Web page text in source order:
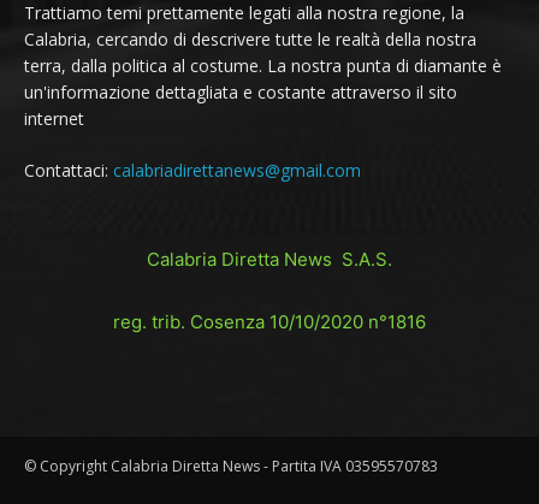
Trattiamo temi prettamente legati alla nostra regione, la
Calabria, cercando di descrivere tutte le realtà della nostra
terra, dalla politica al costume. La nostra punta di diamante è
un'informazione dettagliata e costante attraverso il sito
internet
Contattaci: calabriadirettanews@gmail.com
Calabria Diretta News S.A.S.
reg. trib. Cosenza 10/10/2020 n°1816
© Copyright Calabria Diretta News - Partita IVA 03595570783